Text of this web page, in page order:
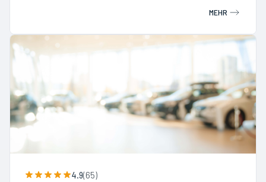
MEHR
4.9(65)